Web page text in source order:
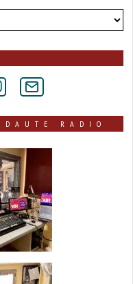
RADIO